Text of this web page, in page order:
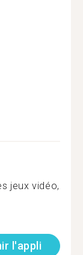
jeux vidéo,
l'appli